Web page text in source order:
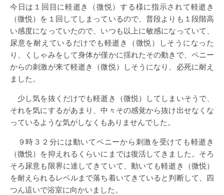
今日は１回目に軽逝き（微悦）する様に指示されて軽逝き
（微悦）を１回してしまっているので、普段よりも１段階高
い感度になっていたので、いつも以上に敏感になっていて、
尿意を耐えているだけでも軽逝き（微悦）しそうになった
り、くしゃみをして身体が僅かに揺れたその動きで、ペニー
からの刺激が来て軽逝き（微悦）しそうになり、必死に耐え
ました。
少し気を抜くだけでも軽逝き（微悦）してしまいそうで、
それを気にするがあまり、中々その感覚から抜け出せなくな
っているような気がしなくもありませんでした。
９時３２分には動いてペニーから刺激を受けても軽逝き
（微悦）を抑えれるくらいにまでは復活してきました。そろ
そろ尿意も限界に達してきていて、動いても軽逝き（微悦）
を耐えられるレベルまで落ち着いてきていると判断して、四
つん這いで浴室に向かいました。